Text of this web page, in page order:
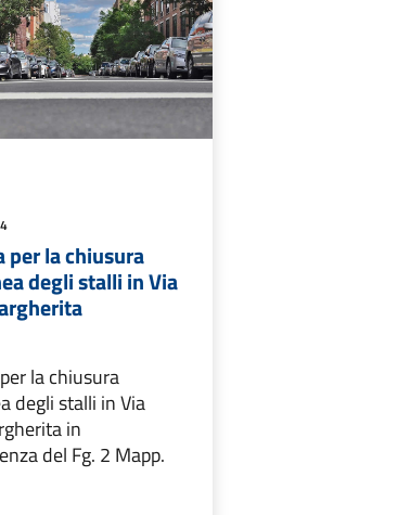
per la chiusura
degli stalli in Via
la chiusura
degli stalli in Via
in
del Fg. 2 Mapp.